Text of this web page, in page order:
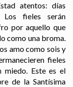
atentos: días
Los fieles serán
por aquello que
como una broma.
amo como sois y
fieles
miedo. Este es el
de la Santísima